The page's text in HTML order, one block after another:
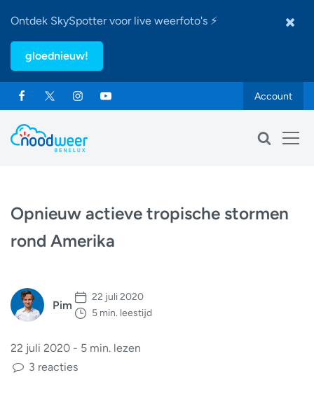
Ontdek SkySpotter voor live weerfoto's ⚡
gloednieuw!
Account
Opnieuw actieve tropische stormen
rond Amerika
Pim
22 juli 2020
5 min. leestijd
22 juli 2020 - 5 min. lezen
3 reacties